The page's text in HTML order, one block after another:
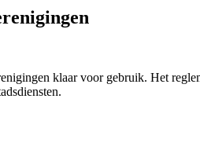
klaar voor gebruik. Het